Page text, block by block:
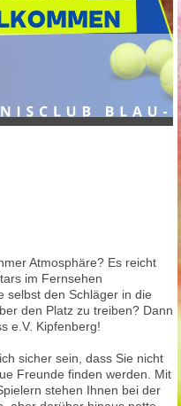
Atmosphäre? Es reicht
im Fernsehen
selbst den Schläger in die
den Platz zu treiben? Dann
e.V. Kipfenberg!
sicher sein, dass Sie nicht
Freunde finden werden. Mit
stehen Ihnen bei der